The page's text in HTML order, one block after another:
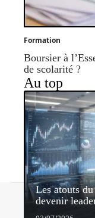
Formation
Boursier à
de scolarité ?
Au top
Les atouts
devenirContact